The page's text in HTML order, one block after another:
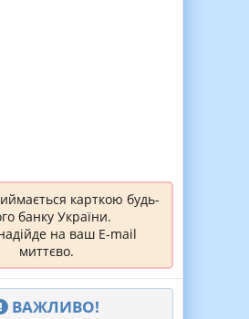
карткою будь-
банку України.
на ваш E-mail
миттєво.
ВАЖЛИВО!